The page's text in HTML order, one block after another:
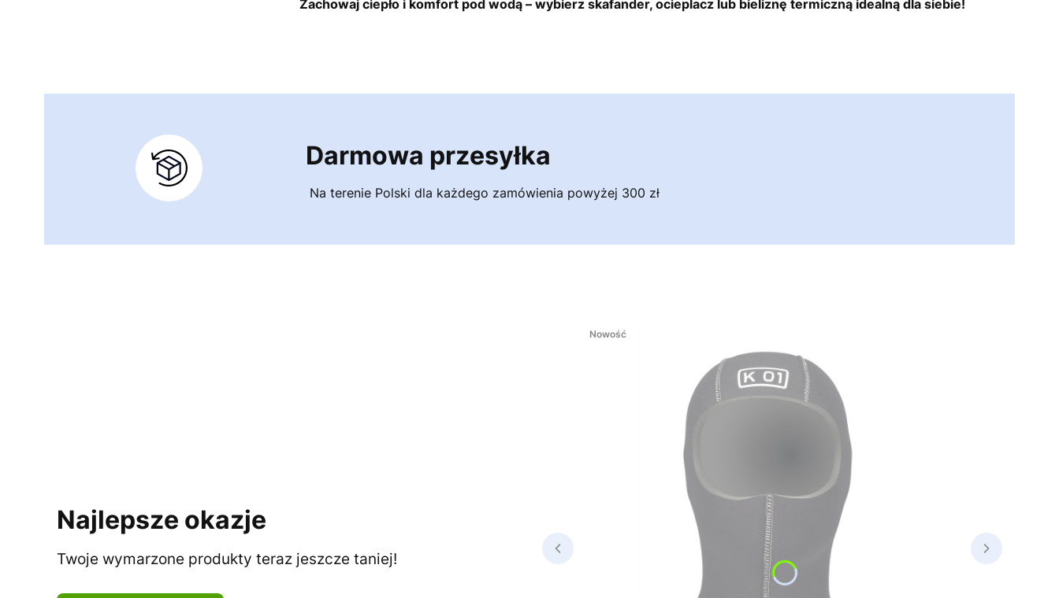
Zachowaj ciepło i komfort pod wodą – wybierz skafander, ocieplacz lub bieliznę termiczną idealną dla siebie!
Darmowa przesyłka
Na terenie Polski dla każdego zamówienia powyżej 300 zł
Najlepsze okazje
Twoje wymarzone produkty teraz jeszcze taniej!
Nowość